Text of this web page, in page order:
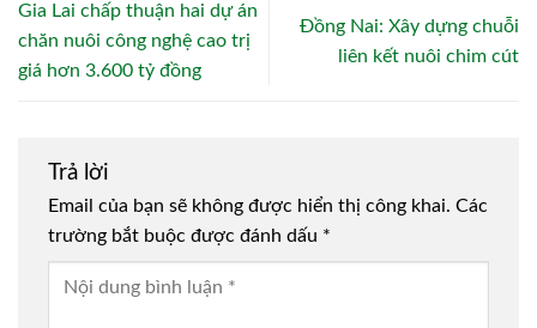
Gia Lai chấp thuận hai dự án
chăn nuôi công nghệ cao trị
giá hơn 3.600 tỷ đồng
Đồng Nai: Xây dựng chuỗi
liên kết nuôi chim cút
Trả lời
Email của bạn sẽ không được hiển thị công khai. Các
trường bắt buộc được đánh dấu *